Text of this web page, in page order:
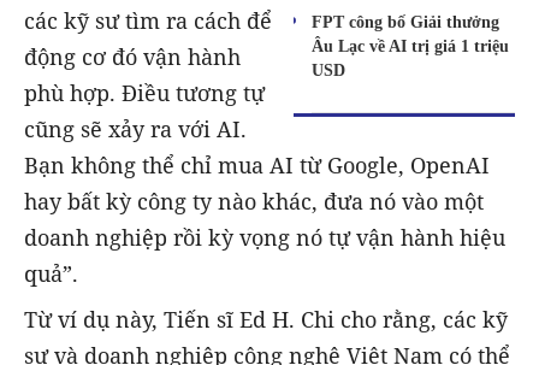
FPT công bố Giải thưởng
Âu Lạc về AI trị giá 1 triệu
USD
các kỹ sư tìm ra cách để
động cơ đó vận hành
phù hợp. Điều tương tự
cũng sẽ xảy ra với AI.
Bạn không thể chỉ mua AI từ Google, OpenAI
hay bất kỳ công ty nào khác, đưa nó vào một
doanh nghiệp rồi kỳ vọng nó tự vận hành hiệu
quả”.
Từ ví dụ này, Tiến sĩ Ed H. Chi cho rằng, các kỹ
sư và doanh nghiệp công nghệ Việt Nam có thể